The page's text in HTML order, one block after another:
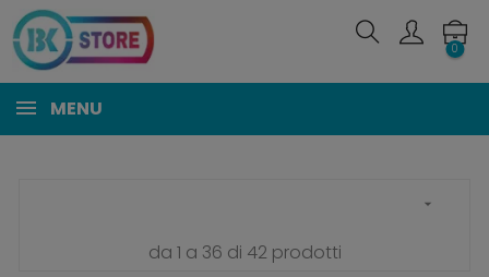
0
MENU

da 1 a 36 di 42 prodotti